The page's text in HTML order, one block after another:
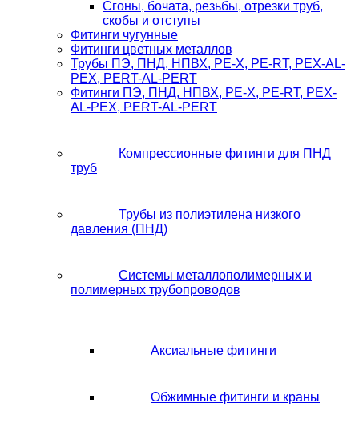
Сгоны, бочата, резьбы, отрезки труб,
скобы и отступы
Фитинги чугунные
Фитинги цветных металлов
Трубы ПЭ, ПНД, НПВХ, PE-X, PE-RT, PEX-AL-
PEX, PERT-AL-PERT
Фитинги ПЭ, ПНД, НПВХ, PE-X, PE-RT, PEX-
AL-PEX, PERT-AL-PERT
Компрессионные фитинги для ПНД
труб
Трубы из полиэтилена низкого
давления (ПНД)
Системы металлополимерных и
полимерных трубопроводов
Аксиальные фитинги
Обжимные фитинги и краны